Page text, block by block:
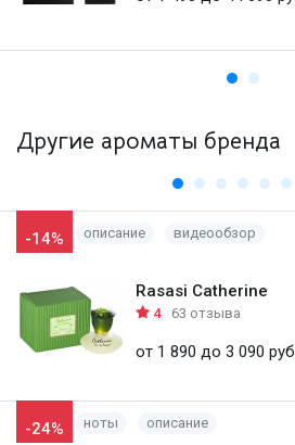
Другие ароматы бренда
-14% описание видеообзор
Rasasi Catherine
4 63 отзыва
от 1 890 до 3 090 руб
-24% ноты описание